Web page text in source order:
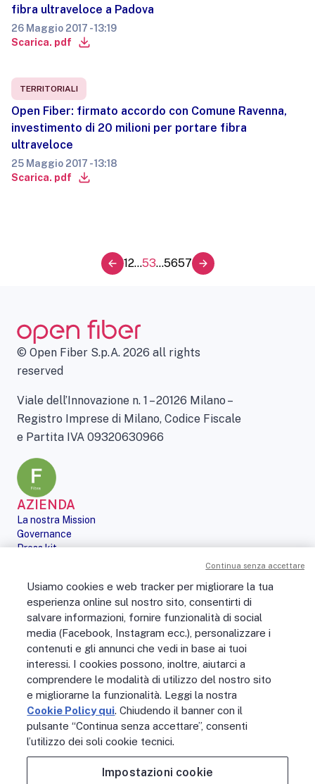
fibra ultraveloce a Padova
26 Maggio 2017 - 13:19
Scarica. pdf
TERRITORIALI
Open Fiber: firmato accordo con Comune Ravenna,
investimento di 20 milioni per portare fibra
ultraveloce
25 Maggio 2017 - 13:18
Scarica. pdf
12...53...5657
© Open Fiber S.p.A. 2026 all rights
reserved
Viale dell’Innovazione n. 1 – 20126 Milano –
Registro Imprese di Milano, Codice Fiscale
e Partita IVA 09320630966
AZIENDA
La nostra Mission
Governance
Press kit
Digital Services Act
PERSONE
No Fibra? No Party!
Posizioni aperte
La vita in Open Fiber
Lavora con noi
La nostra cultura
MONDO OPEN FIBER
Supporto
Assistenza scavi
Open Fiber Network Solutions
Area Riservata Operatori
Usiamo cookies e web tracker per migliorare la tua
esperienza online sul nostro sito, consentirti di
salvare informazioni, fornire funzionalità di social
media (Facebook, Instagram ecc.), personalizzare i
contenuti e gli annunci che vedi in base ai tuoi
interessi. I cookies possono, inoltre, aiutarci a
comprendere le modalità di utilizzo del nostro sito
e migliorarne la funzionalità. Leggi la nostra
Cookie Policy qui. Chiudendo il banner con il
pulsante “Continua senza accettare”, consenti
l’utilizzo dei soli cookie tecnici.
Impostazioni cookie
Continua senza accettare